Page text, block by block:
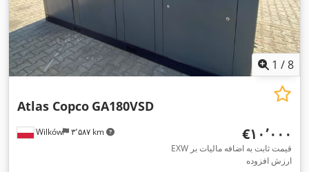
1 /8
Wilków ۳٬۵۸۷ km
Atlas Copco GA180VSD
‎€۱۰٬۰۰۰
EXW قیمت ثابت به اضافه مالیات بر
ارزش افزوده